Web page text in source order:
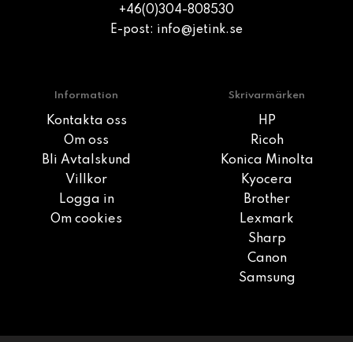
+46(0)304-808530
E-post: info@jetink.se
Information
Kontakta oss
Om oss
Bli Avtalskund
Villkor
Logga in
Om cookies
Skrivarmärken
HP
Ricoh
Konica Minolta
Kyocera
Brother
Lexmark
Sharp
Canon
Samsung